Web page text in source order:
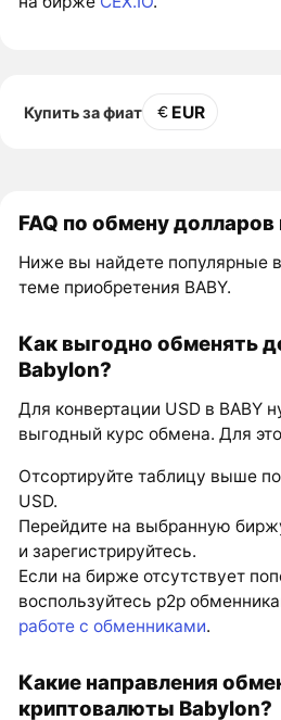
Купить за фиат EUR
FAQ по обмену долларов
Ниже вы найдете популярные
теме приобретения BABY.
Как выгодно обменять
Babylon?
Для конвертации USD в BABY
выгодный курс обмена. Для
Отсортируйте таблицу выше
USD.
Перейдите на выбранную
и зарегистрируйтесь.
Если на бирже отсутствует
воспользуйтесь p2p
работе с обменниками.
Какие направления
криптовалюты Babylon?